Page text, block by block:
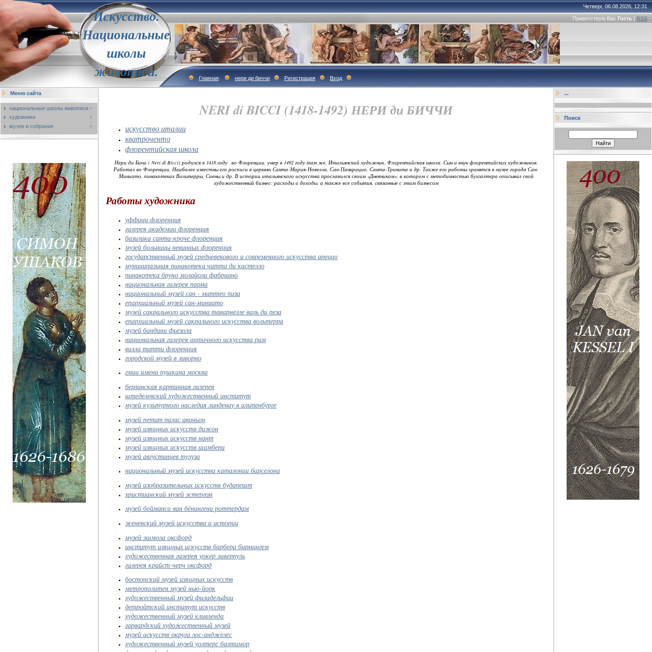
Искусство.
Национальные
школы
живописи.
Четверг, 06.08.2026, 12:31
Приветствую Вас Гость | RSS
Главная нери ди биччи Регистрация Вход
Меню сайта
национальные школы живописи
художники
музеи и собрания
NERI di BICCI (1418-1492) НЕРИ ди БИЧЧИ
искусство италии
кватроченто
флорентийская школа
Нери ди Бичи ( Neri di Bicci) родился в 1418 году во Флоренции, умер в 1492 году там же. Итальянский художник. Флорентийская школа. Сын и внук флорентийских художников.
Работал во Флоренции. Наиболее известны его росписи в церквях Санта-Мария-Новелла, Сан-Панкрацио, Санта-Тринита и др. Также его работы хранятся в музее города Сан-
Миниато, пинакотеках Вольтерры, Сиены и др. В истории итальянского искусства прославился своим «Дневником», в котором с методичностью бухгалтера описывал свой
художественный бизнес: расходы и доходы, а также все события, связанные с этим бизнесом
Работы художника
уффици флоренция
галерея академии флоренция
базилика санта-кроче флоренция
музей больницы невинных флоренция
государственный музей средневекового и современного искусства ареццо
муниципальная пинакотека читта ди кастелло
пинакотека бруно молайоли фабриано
национальная галерея парма
национальный музей сан - маттео пиза
епархиальный музей сан-миниато
музей сакрального искусства таварнелле валь ди пеза
епархиальный музей сакрального искусства вольтерра
музей бандини фьезола
национальная галерея античного искусства рим
вилла татти флоренция
городской музей в ливорно
гмии имени пушкина москва
берлинская картинная галерея
штеделевский художественный институт
музей культурного наследия линденау в альтенбурге
музей петит палас авиньон
музей изящных искусств дижон
музей изящных искусств нант
музей изящных искусств шамбери
музей августинцев тулуза
национальный музей искусства каталонии барселона
музей изобразительных искусств будапешт
христианский музей эстергом
музей бойманса ван бёнингена роттердам
женевский музей искусства и истории
музей эшмола оксфорд
институт изящных искусств барбера бирмингем
художественная галерея уокер ливерпуль
галерея крайст-черч оксфорд
бостонский музей изящных искусств
метрополитен музей нью-йорк
художественный музей филадельфии
детройтский институт искусств
художественный музей кливленда
гарвардский художественный музей
музей искусств округа лос-анджелес
художественный музей уолтерс балтимор
...
Поиск